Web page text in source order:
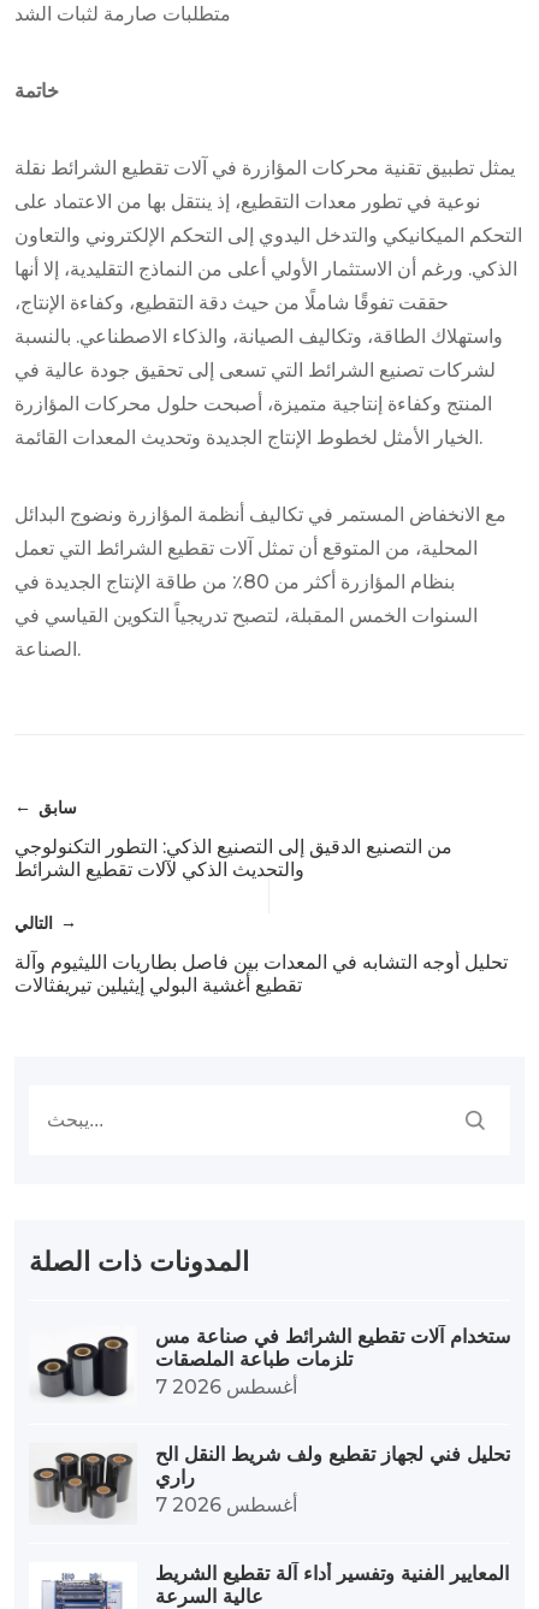
متطلبات صارمة لثبات الشد
خاتمة
يمثل تطبيق تقنية محركات المؤازرة في آلات تقطيع الشرائط نقلة
نوعية في تطور معدات التقطيع، إذ ينتقل بها من الاعتماد على
التحكم الميكانيكي والتدخل اليدوي إلى التحكم الإلكتروني والتعاون
الذكي. ورغم أن الاستثمار الأولي أعلى من النماذج التقليدية، إلا أنها
حققت تفوقًا شاملًا من حيث دقة التقطيع، وكفاءة الإنتاج،
واستهلاك الطاقة، وتكاليف الصيانة، والذكاء الاصطناعي. بالنسبة
لشركات تصنيع الشرائط التي تسعى إلى تحقيق جودة عالية في
المنتج وكفاءة إنتاجية متميزة، أصبحت حلول محركات المؤازرة
الخيار الأمثل لخطوط الإنتاج الجديدة وتحديث المعدات القائمة.
مع الانخفاض المستمر في تكاليف أنظمة المؤازرة ونضوج البدائل
المحلية، من المتوقع أن تمثل آلات تقطيع الشرائط التي تعمل
بنظام المؤازرة أكثر من 80٪ من طاقة الإنتاج الجديدة في
السنوات الخمس المقبلة، لتصبح تدريجياً التكوين القياسي في
الصناعة.
سابق
من التصنيع الدقيق إلى التصنيع الذكي: التطور التكنولوجي
والتحديث الذكي لآلات تقطيع الشرائط
التالي
تحليل أوجه التشابه في المعدات بين فاصل بطاريات الليثيوم وآلة
تقطيع أغشية البولي إيثيلين تيريفثالات
المدونات ذات الصلة
استخدام آلات تقطيع الشرائط في صناعة مس
تلزمات طباعة الملصقات
7 أغسطس 2026
تحليل فني لجهاز تقطيع ولف شريط النقل الح
راري
7 أغسطس 2026
المعايير الفنية وتفسير أداء آلة تقطيع الشريط
عالية السرعة